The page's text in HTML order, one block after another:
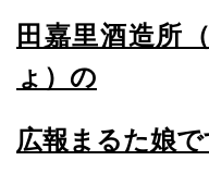
田嘉里酒造所
ょ）の
広報まるた娘で